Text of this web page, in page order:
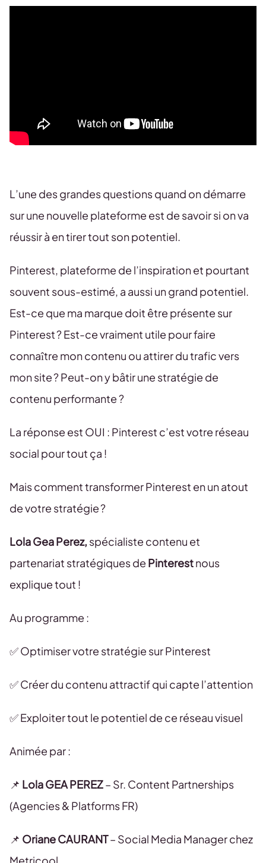
L’une des grandes questions quand on démarre
sur une nouvelle plateforme est de savoir si on va
réussir à en tirer tout son potentiel.
Pinterest, plateforme de l’inspiration et pourtant
souvent sous-estimé, a aussi un grand potentiel.
Est-ce que ma marque doit être présente sur
Pinterest ? Est-ce vraiment utile pour faire
connaître mon contenu ou attirer du trafic vers
mon site ? Peut-on y bâtir une stratégie de
contenu performante ?
La réponse est OUI : Pinterest c’est votre réseau
social pour tout ça !
Mais comment transformer Pinterest en un atout
de votre stratégie ?
Lola Gea Perez, spécialiste contenu et
partenariat stratégiques de Pinterestnous
explique tout !
Au programme :
✅ Optimiser votre stratégie sur Pinterest
✅ Créer du contenu attractif qui capte l’attention
✅ Exploiter tout le potentiel de ce réseau visuel
Animée par :
📌 Lola GEA PEREZ– Sr. Content Partnerships
(Agencies & Platforms FR)
📌 Oriane CAURANT– Social Media Manager chez